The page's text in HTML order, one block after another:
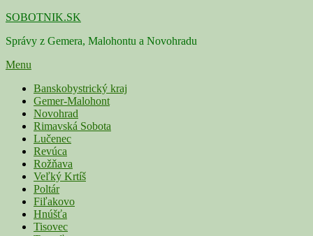
Skip
content
SOBOTNIK.SK
Správy z Gemera, Malohontu a Novohradu
Menu
Primárne
menu
Banskobystrický kraj
Gemer-Malohont
Novohrad
Rimavská Sobota
Lučenec
Revúca
Rožňava
Veľký Krtíš
Poltár
Fiľakovo
Hnúšťa
Tisovec